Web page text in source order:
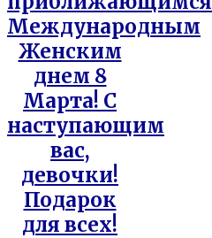
Международным
Женским
днем 8
Марта! С
наступающим
вас,
девочки!
Подарок
для всех!